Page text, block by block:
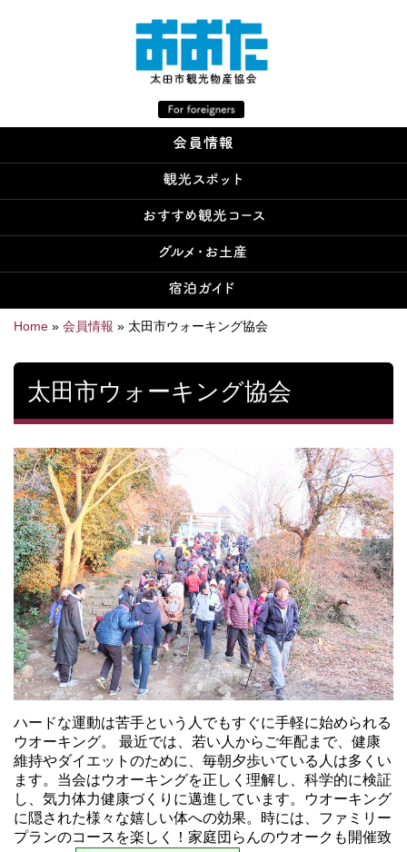
Home » 会員情報 » 太田市ウォーキング協会
太田市ウォーキング協会
ハードな運動は苦手という人でもすぐに手軽に始められる
ウオーキング。 最近では、若い人からご年配まで、健康
維持やダイエットのために、毎朝夕歩いている人は多くい
ます。当会はウオーキングを正しく理解し、科学的に検証
し、気力体力健康づくりに邁進しています。ウオーキング
に隠された様々な嬉しい体への効果。時には、ファミリー
プランのコースを楽しく！家庭団らんのウオークも開催致